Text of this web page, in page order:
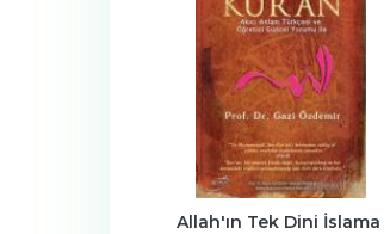
Allah'ın Tek Dini İslama